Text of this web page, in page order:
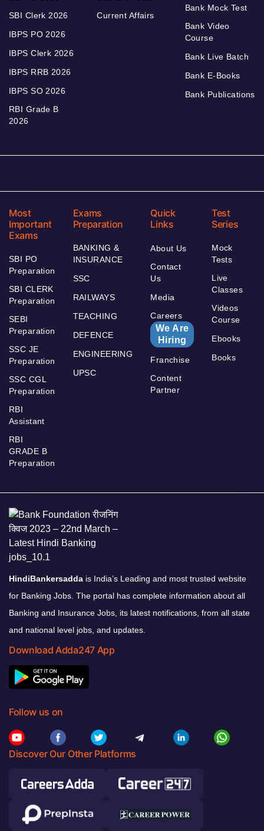
SBI Clerk 2026
IBPS PO 2026
IBPS Clerk 2026
IBPS RRB 2026
IBPS SO 2026
RBI Grade B
2026
Current Affairs
Bank Mock Test
Bank Video
Course
Bank Live Batch
Bank E-Books
Bank Publications
Most
Important
Exams
SBI PO
Preparation
SBI CLERK
Preparation
SEBI
Preparation
SSC JE
Preparation
SSC CGL
Preparation
RBI
Assistant
RBI
GRADE B
Preparation
Exams
Preparation
BANKING &
INSURANCE
SSC
RAILWAYS
TEACHING
DEFENCE
ENGINEERING
UPSC
Quick
Links
About Us
Contact
Us
Media
Careers
We Are
Hiring
Franchise
Content
Partner
Test
Series
Mock
Tests
Live
Classes
Videos
Course
Ebooks
Books
HindiBankersadda is India’s Leading and most trusted website
for Banking Jobs. The portal has complete information about all
Banking and Insurance Jobs, its latest notifications, from all state
and national level jobs, and updates.
Download Adda247 App
Follow us on
Discover Our Other Platforms